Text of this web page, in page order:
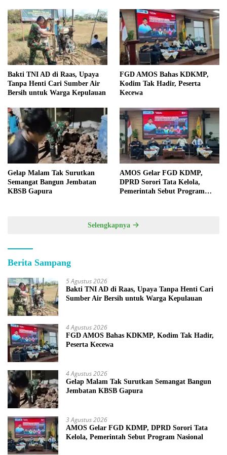
Bakti TNI AD di Raas, Upaya
Tanpa Henti Cari Sumber Air
Bersih untuk Warga Kepulauan
FGD AMOS Bahas KDKMP,
Kodim Tak Hadir, Peserta
Kecewa
Gelap Malam Tak Surutkan
Semangat Bangun Jembatan
KBSB Gapura
AMOS Gelar FGD KDMP,
DPRD Sorori Tata Kelola,
Pemerintah Sebut Program
Selengkapnya
Berita Sampang
5 Agustus 2026
Bakti TNI AD di Raas, Upaya Tanpa Henti Cari
Sumber Air Bersih untuk Warga Kepulauan
4 Agustus 2026
FGD AMOS Bahas KDKMP, Kodim Tak Hadir,
Peserta Kecewa
4 Agustus 2026
Gelap Malam Tak Surutkan Semangat Bangun
Jembatan KBSB Gapura
3 Agustus 2026
AMOS Gelar FGD KDMP, DPRD Sorori Tata
Kelola, Pemerintah Sebut Program Nasional